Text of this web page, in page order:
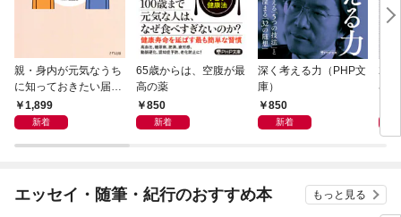
親・身内が元気なうち
に知っておきたい届
出・手続きの準備（き
ずな出版）
1,899
新着
65歳からは、空腹が最
高の薬
850
新着
深く考える力（PHP文
庫）
850
新着
20
界
エッセイ・随筆・紀行のおすすめ本 もっと見る